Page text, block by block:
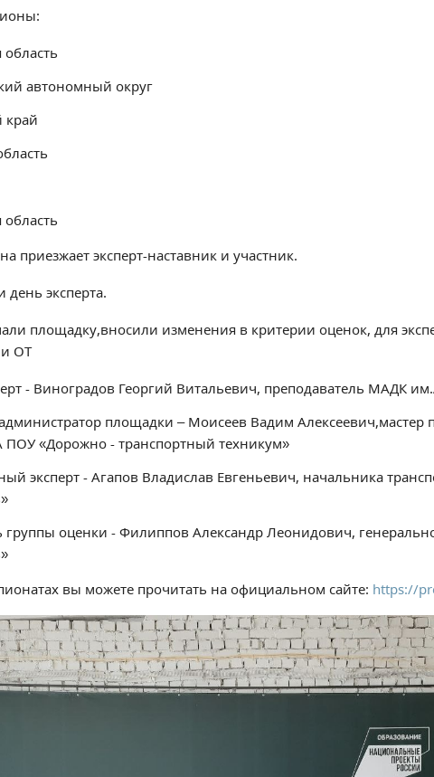
область
автономный округ
край
область
приезжает эксперт-наставник и участник.
день эксперта.
площадку,вносили изменения в критерии оценок, для
и ОТ
- Виноградов Георгий Витальевич, преподаватель МАДК
площадки – Моисеев Вадим Алексеевич,мастер
ПОУ «Дорожно - транспортный техникум»
эксперт - Агапов Владислав Евгеньевич, начальника
группы оценки - Филиппов Александр Леонидович,
вы можете прочитать на официальном сайте: https://